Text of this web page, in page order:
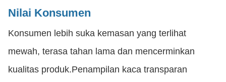
Nilai Konsumen
Konsumen lebih suka kemasan yang terlihat
mewah, terasa tahan lama dan mencerminkan
kualitas produk.Penampilan kaca transparan